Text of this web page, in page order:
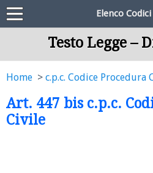
Elenco
Testo Legge –
Home c.p.c. Codice Procedura
Art. 447 bis c.p.c.
Civile